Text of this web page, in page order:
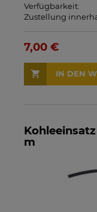
Verfügbarkeit:
Zustellung
7,00 €
IN DEN
m